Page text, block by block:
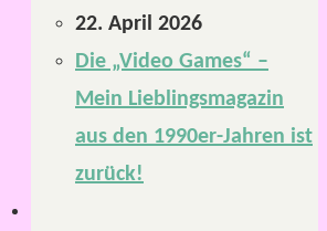
22. April 2026
Die „Video Games“ –
Mein Lieblingsmagazin
aus den 1990er-Jahren ist
zurück!